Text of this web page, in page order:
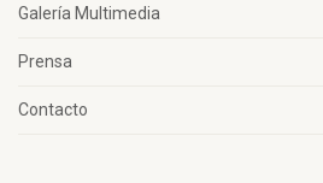
Galería Multimedia
Prensa
Contacto